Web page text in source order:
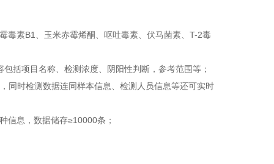
毒素B1、玉米赤霉烯酮、呕吐毒素、伏马菌素、T-2毒
括项目名称、检测浓度、阴阳性判断，参考范围等；
同时检测数据连同样本信息、检测人员信息等还可实时
信息，数据储存≥10000条；